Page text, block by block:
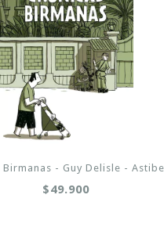
Birmanas - Guy Delisle -
$49.900